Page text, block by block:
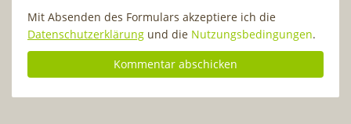
Mit Absenden des Formulars akzeptiere ich die
Datenschutzerklärung und die Nutzungsbedingungen.